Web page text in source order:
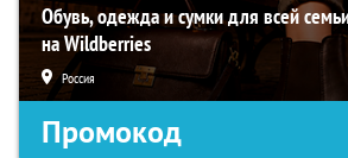
Обувь, одежда и сумки для всей
на Wildberries
Россия
Промокод